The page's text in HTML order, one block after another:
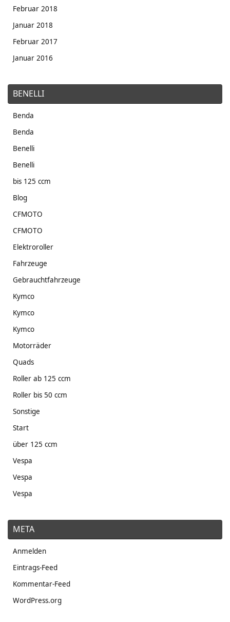
Februar 2018
Januar 2018
Februar 2017
Januar 2016
BENELLI
Benda
Benda
Benelli
Benelli
bis 125 ccm
Blog
CFMOTO
CFMOTO
Elektroroller
Fahrzeuge
Gebrauchtfahrzeuge
Kymco
Kymco
Kymco
Motorräder
Quads
Roller ab 125 ccm
Roller bis 50 ccm
Sonstige
Start
über 125 ccm
Vespa
Vespa
Vespa
META
Anmelden
Eintrags-Feed
Kommentar-Feed
WordPress.org